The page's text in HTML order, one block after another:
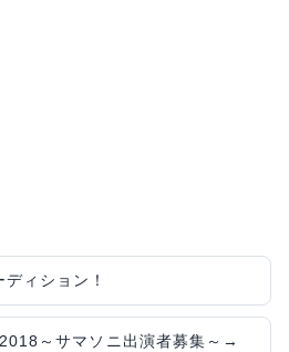
ィション！
～サマソニ出演者募集～ →